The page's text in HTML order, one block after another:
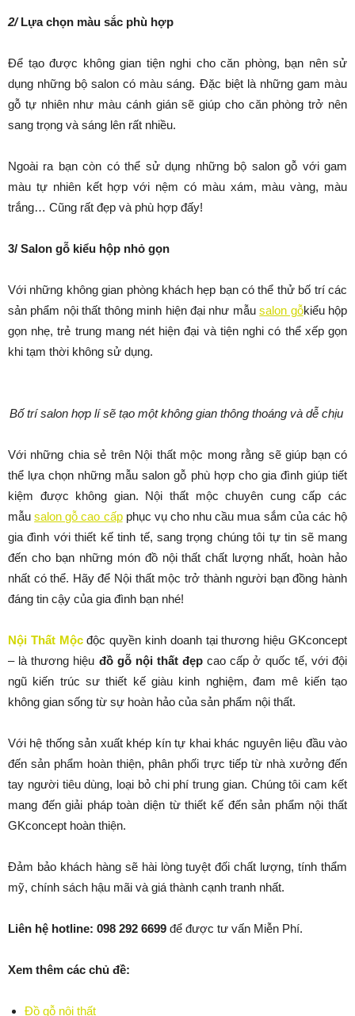
2/Lựa chọn màu sắc phù hợp
Để tạo được không gian tiện nghi cho căn phòng, bạn nên sử
dụng những bộ salon có màu sáng. Đặc biệt là những gam màu
gỗ tự nhiên như màu cánh gián sẽ giúp cho căn phòng trở nên
sang trọng và sáng lên rất nhiều.
Ngoài ra bạn còn có thể sử dụng những bộ salon gỗ với gam
màu tự nhiên kết hợp với nệm có màu xám, màu vàng, màu
trắng… Cũng rất đẹp và phù hợp đấy!
3/ Salon gỗ kiểu hộp nhỏ gọn
Với những không gian phòng khách hẹp bạn có thể thử bố trí các
sản phẩm nội thất thông minh hiện đại như mẫusalon gỗkiểu hộp
gọn nhẹ, trẻ trung mang nét hiện đại và tiện nghi có thể xếp gọn
khi tạm thời không sử dụng.
Bố trí salon hợp lí sẽ tạo một không gian thông thoáng và dễ chịu
Với những chia sẻ trên Nội thất mộc mong rằng sẽ giúp bạn có
thể lựa chọn những mẫu salon gỗ phù hợp cho gia đình giúp tiết
kiệm được không gian. Nội thất mộc chuyên cung cấp các
mẫusalon gỗ cao cấpphục vụ cho nhu cầu mua sắm của các hộ
gia đình với thiết kế tinh tế, sang trọng chúng tôi tự tin sẽ mang
đến cho bạn những món đồ nội thất chất lượng nhất, hoàn hảo
nhất có thể. Hãy để Nội thất mộc trở thành người bạn đồng hành
đáng tin cậy của gia đình bạn nhé!
Nội Thất Mộcđộc quyền kinh doanh tại thương hiệu GKconcept
– là thương hiệu đồ gỗ nội thất đẹp cao cấp ở quốc tế, với đội
ngũ kiến trúc sư thiết kế giàu kinh nghiệm, đam mê kiến tạo
không gian sống từ sự hoàn hảo của sản phẩm nội thất.
Với hệ thống sản xuất khép kín tự khai khác nguyên liệu đầu vào
đến sản phẩm hoàn thiện, phân phối trực tiếp từ nhà xưởng đến
tay người tiêu dùng, loại bỏ chi phí trung gian. Chúng tôi cam kết
mang đến giải pháp toàn diện từ thiết kế đến sản phẩm nội thất
GKconcept hoàn thiện.
Đảm bảo khách hàng sẽ hài lòng tuyệt đối chất lượng, tính thẩm
mỹ, chính sách hậu mãi và giá thành cạnh tranh nhất.
Liên hệ hotline: 098 292 6699 để được tư vấn Miễn Phí.
Xem thêm các chủ đề:
Đồ gỗ nội thất